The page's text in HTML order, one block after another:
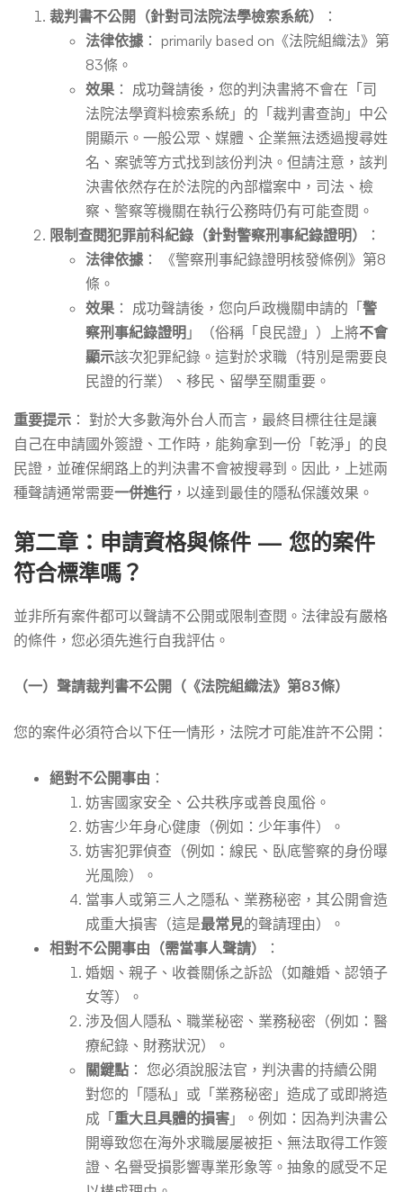
裁判書不公開（針對司法院法學檢索系統）
：
法律依據 ： primarily based on《法院組織法》第
83條。
效果 ： 成功聲請後，您的判決書將不會在「司
法院法學資料檢索系統」的「裁判書查詢」中公
開顯示。一般公眾、媒體、企業無法透過搜尋姓
名、案號等方式找到該份判決。但請注意，該判
決書依然存在於法院的內部檔案中，司法、檢
察、警察等機關在執行公務時仍有可能查閱。
限制查閱犯罪前科紀錄（針對警察刑事紀錄證明）
：
法律依據 ： 《警察刑事紀錄證明核發條例》第8
條。
效果 ： 成功聲請後，您向戶政機關申請的「 警
察刑事紀錄證明 」（俗稱「良民證」）上將不會
顯示該次犯罪紀錄。這對於求職（特別是需要良
民證的行業）、移民、留學至關重要。
重要提示 ： 對於大多數海外台人而言，最終目標往往是讓
自己在申請國外簽證、工作時，能夠拿到一份「乾淨」的良
民證，並確保網路上的判決書不會被搜尋到。因此，上述兩
種聲請通常需要一併進行 ，以達到最佳的隱私保護效果。
第二章：申請資格與條件 — 您的案件
符合標準嗎？
並非所有案件都可以聲請不公開或限制查閱。法律設有嚴格
的條件，您必須先進行自我評估。
（一）聲請裁判書不公開（《法院組織法》第83條）
您的案件必須符合以下任一情形，法院才可能准許不公開：
絕對不公開事由 ：
妨害國家安全、公共秩序或善良風俗。
妨害少年身心健康（例如：少年事件）。
妨害犯罪偵查（例如：線民、臥底警察的身份曝
光風險）。
當事人或第三人之隱私、業務秘密，其公開會造
成重大損害（這是最常見的聲請理由）。
相對不公開事由（需當事人聲請）
：
婚姻、親子、收養關係之訴訟（如離婚、認領子
女等）。
涉及個人隱私、職業秘密、業務秘密（例如：醫
療紀錄、財務狀況）。
關鍵點 ： 您必須說服法官，判決書的持續公開
對您的「隱私」或「業務秘密」造成了或即將造
成「 重大且具體的損害 」。例如：因為判決書公
開導致您在海外求職屡屡被拒、無法取得工作簽
證、名譽受損影響專業形象等。抽象的感受不足